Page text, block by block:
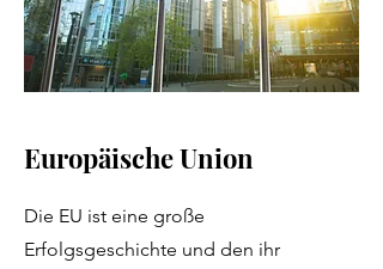
Europäische Union
Die EU ist eine große
Erfolgsgeschichte und den ihr